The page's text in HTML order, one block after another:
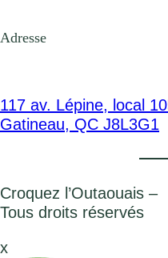
Adresse
117 av. Lépine, local
Gatineau, QC J8L3G1
Croquez l’Outaouais –
Tous droits réservés
x